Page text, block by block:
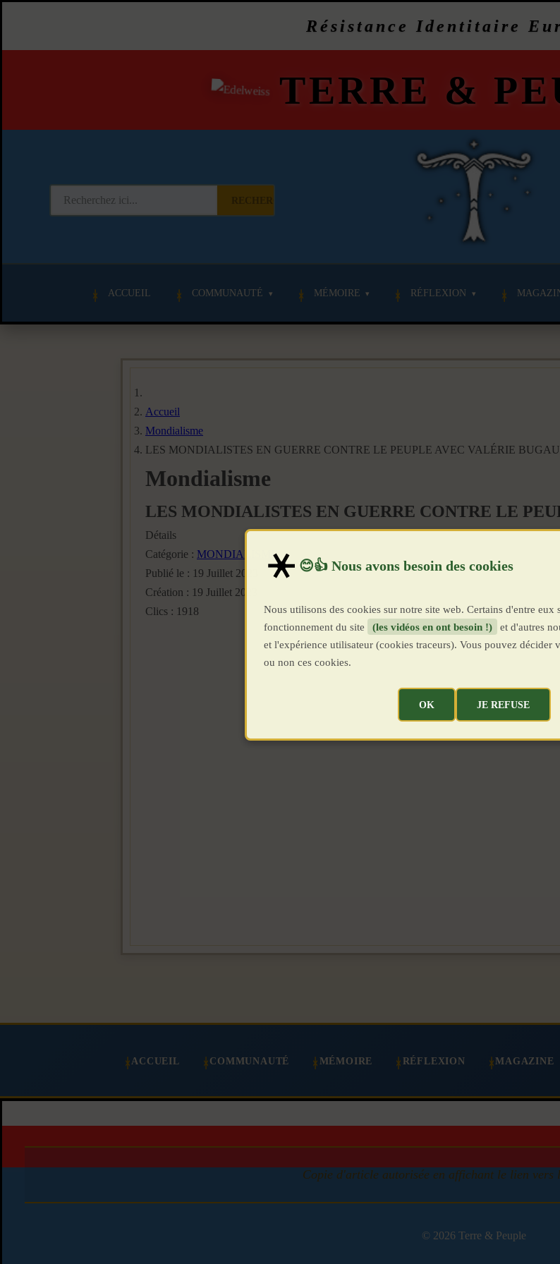
Résistance Identitaire
TERRE &
ACCUEIL COMMUNAUTÉ MÉMOIRE RÉFLEXION
Accueil
Mondialisme
LES MONDIALISTES EN GUERRE CONTRE LE PEUPLE AVEC VALÉRIE
Mondialisme
LES MONDIALISTES EN GUERRE CONTRE LE
Détails
Catégorie : MONDIALISME
Publié le : 19 Juillet 2023
Création : 19 Juillet 2023
Clics : 1918
ACCUEIL COMMUNAUTÉ MÉMOIRE RÉFLEXION MAGAZINE
Copie d'article autorisée en affichant le lien
© 2026 Terre & Peuple
Nous utilisons des cookies sur notre site web. Certains d'entre eux
fonctionnement du site
(les vidéos en ont besoin !)
et d'autres
et l'expérience utilisateur (cookies traceurs). Vous pouvez décider
ou non ces cookies.
OK JE REFUSE